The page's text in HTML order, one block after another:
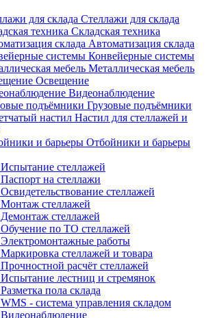
Cтеллажи для склада
Складская техника
Автоматизация склада
Конвейерные системы
Металлическая мебель
Освещение
Видеонаблюдение
Грузовые подъёмники
Настил для стеллажей и
Отбойники и барьеры
Испытание стеллажей
Паспорт на стеллажи
Освидетельствование стеллажей
Монтаж стеллажей
Демонтаж стеллажей
Обучение по ТО стеллажей
Электромонтажные работы
Маркировка стеллажей и товара
Прочностной расчёт стеллажей
Испытание лестниц и стремянок
Разметка пола склада
WMS - система управления складом
Видеонаблюдение